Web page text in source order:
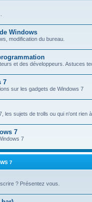
Windows
modification du bureau.
et des développeurs. Astuces
7
sur les gadgets de Windows 7
les sujets de trolls ou qui n'ont rien
7
7
7
? Présentez vous.